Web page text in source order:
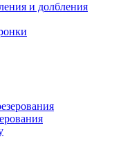
и долбления